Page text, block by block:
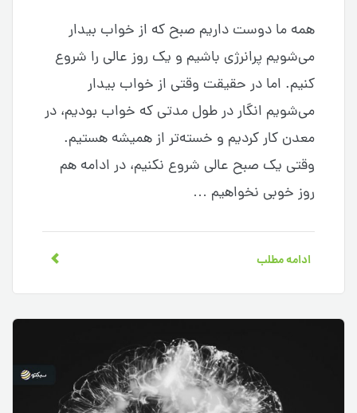
همه ما دوست داریم صبح‌ که از خواب بیدار
می‌شویم پرانرژی باشیم و یک روز عالی را شروع
کنیم. اما در حقیقت وقتی از خواب بیدار
می‌شویم انگار در طول مدتی که خواب بودیم، در
معدن کار کردیم و خسته‌تر از همیشه هستیم.
وقتی یک صبح عالی شروع نکنیم، در ادامه هم
روز خوبی نخواهیم …
ادامه مطلب